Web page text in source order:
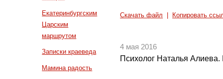
Екатеринбургским
Царским
маршрутом
Записки краеведа
Мамина радость
Скачать файл Копировать
4 мая 2016
Психолог Наталья Алиева.